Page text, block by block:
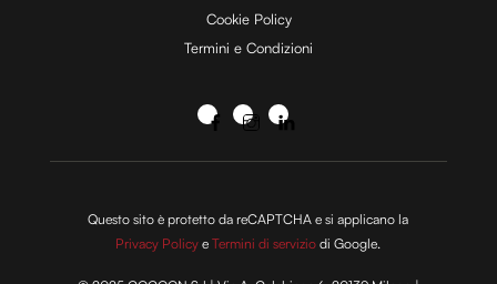
Cookie Policy
Termini e Condizioni
Questo sito è protetto da reCAPTCHA e si applicano la
Privacy Policy eTermini di servizio di Google.